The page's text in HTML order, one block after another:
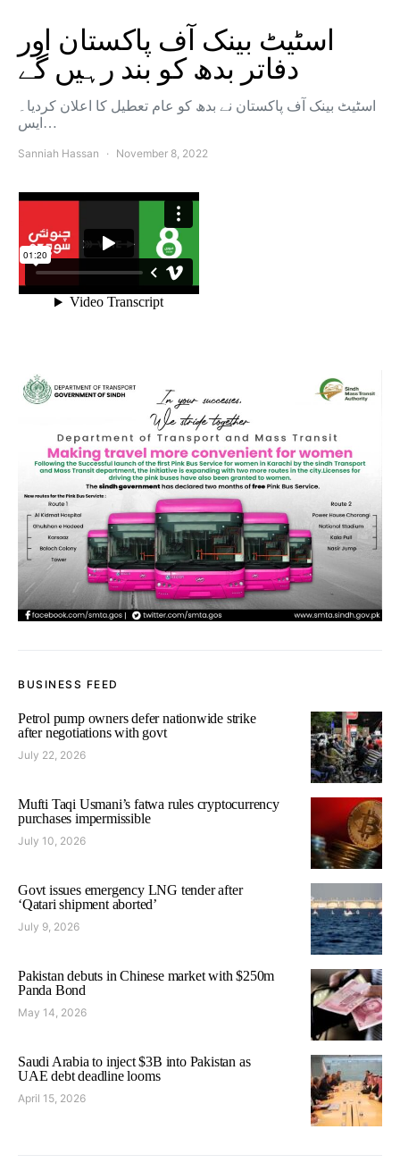
اسٹیٹ بینک آف پاکستان اور
دفاتر بدھ کو بند رہیں گے
اسٹیٹ بینک آف پاکستان نے بدھ کو عام تعطیل کا اعلان کردیا۔
ایس…
Sanniah Hassan November 8, 2022
BUSINESS FEED
Petrol pump owners defer nationwide strike
after negotiations with govt
July 22, 2026
Mufti Taqi Usmani’s fatwa rules cryptocurrency
purchases impermissible
July 10, 2026
Govt issues emergency LNG tender after
‘Qatari shipment aborted’
July 9, 2026
Pakistan debuts in Chinese market with $250m
Panda Bond
May 14, 2026
Saudi Arabia to inject $3B into Pakistan as
UAE debt deadline looms
April 15, 2026